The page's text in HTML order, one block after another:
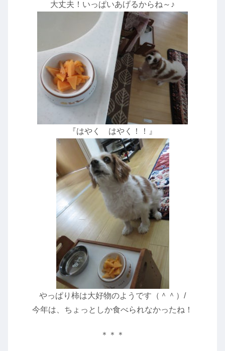
大丈夫！いっぱいあげるからね～♪
『はやく はやく！！』
やっぱり柿は大好物のようです（＾＾）/
今年は、ちょっとしか食べられなかったね！
＊＊＊